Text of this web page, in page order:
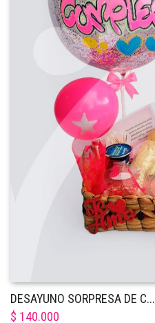
DESAYUNO SORPRESA DE C...
$ 140.000